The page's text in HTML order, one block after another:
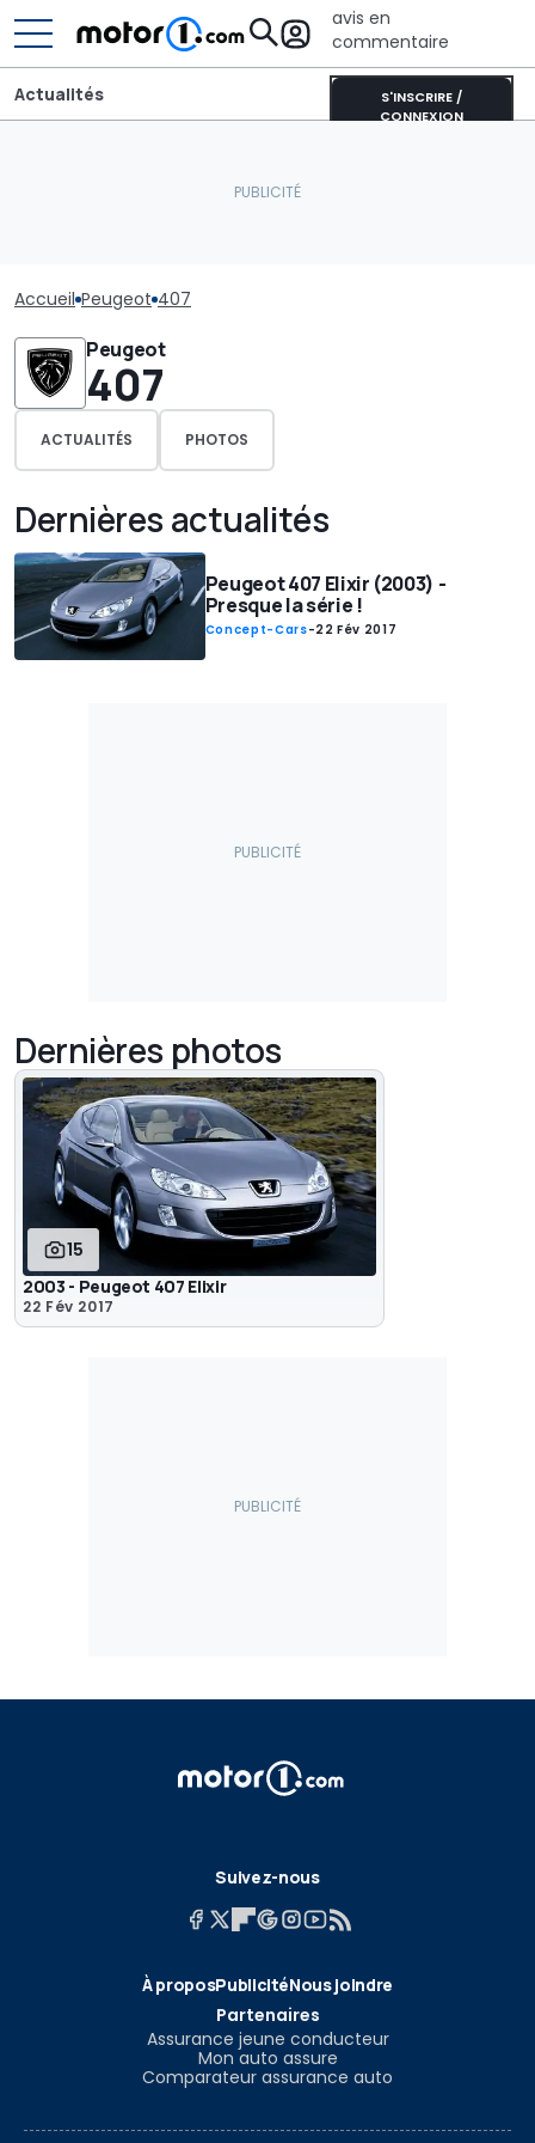
avis en
commentaire
S'INSCRIRE /
CONNEXION
Actualités
Accueil Peugeot 407
Peugeot
407
ACTUALITÉS PHOTOS
Dernières actualités
Peugeot 407 Elixir (2003) -
Presque la série !
Concept-Cars-22 Fév 2017
Dernières photos
15
2003 - Peugeot 407 Elixir
22 Fév 2017
Suivez-nous
À proposPublicitéNous joindre
Partenaires
Assurance jeune conducteur
Mon auto assure
Comparateur assurance auto